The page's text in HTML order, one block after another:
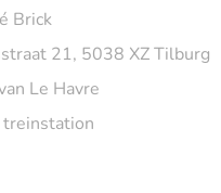
Brick
21, 5038 XZ Tilburg
Le Havre
treinstation